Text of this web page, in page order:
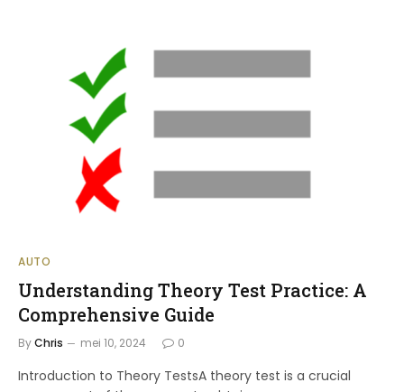
AUTO
Understanding Theory Test Practice: A
Comprehensive Guide
ByChris mei 10, 2024 0
Introduction to Theory TestsA theory test is a crucial